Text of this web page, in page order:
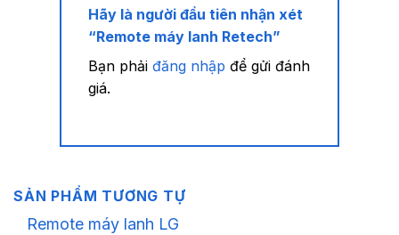
Hãy là người đầu tiên nhận xét
“Remote máy lanh Retech”
Bạn phải đăng nhập để gửi đánh
giá.
SẢN PHẨM TƯƠNG TỰ
Remote máy lanh LG